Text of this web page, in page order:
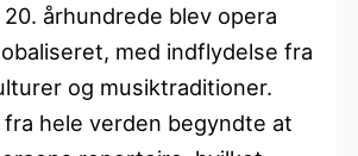
århundrede blev opera
med indflydelse fra
og musiktraditioner.
hele verden begyndte at